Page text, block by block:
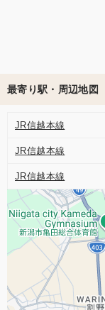
最寄り駅・周辺地図
JR信越本線
JR信越本線
JR信越本線